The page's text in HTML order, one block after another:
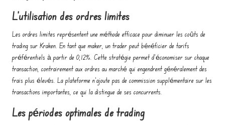
L'utilisation des ordres limites
Les ordres limites représentent une méthode efficace pour diminuer les coûts de
trading sur Kraken. En tant que maker, un trader peut bénéficier de tarifs
préférentiels à partir de 0,12%. Cette stratégie permet d'économiser sur chaque
transaction, contrairement aux ordres au marché qui engendrent généralement des
frais plus élevés. La plateforme n'ajoute pas de commission supplémentaire sur les
transactions importantes, ce qui la distingue de ses concurrents.
Les périodes optimales de trading